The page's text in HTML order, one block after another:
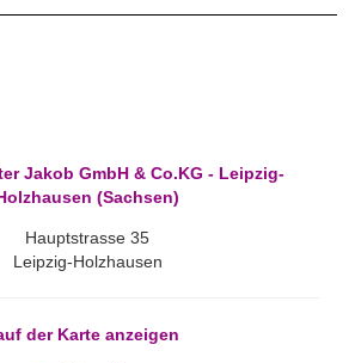
Jakob GmbH & Co.KG - Leipzig-
(Sachsen)
Hauptstrasse 35
Leipzig-Holzhausen
der Karte anzeigen